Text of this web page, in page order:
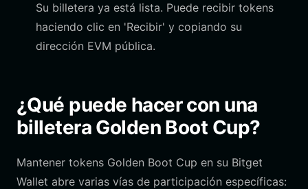
Su billetera ya está lista. Puede recibir tokens
haciendo clic en 'Recibir' y copiando su
dirección EVM pública.
¿Qué puede hacer con una
billetera Golden Boot Cup?
Mantener tokens Golden Boot Cup en su Bitget
Wallet abre varias vías de participación específicas: